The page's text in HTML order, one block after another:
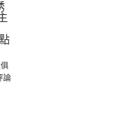
論